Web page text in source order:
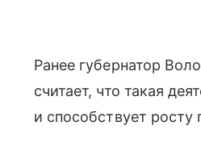
Ранее губернатор
считает, что такая
и способствует росту